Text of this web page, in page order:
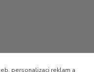
personalizaci reklam a